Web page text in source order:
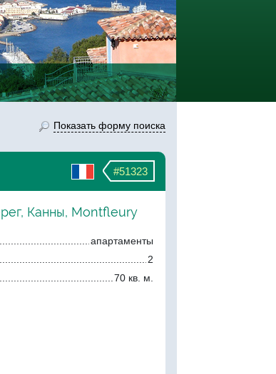
Показать форму поиска
#51323
Канны, Montfleury
апартаменты
2
70 кв. м.